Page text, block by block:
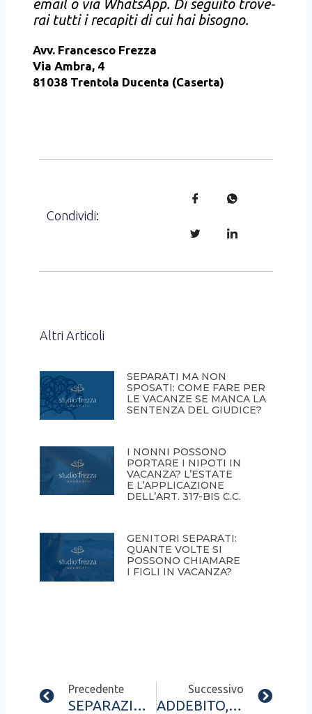
email o via Wha­tsApp. Di segui­to tro­ve­
rai tut­ti i reca­pi­ti di cui hai biso­gno.
Avv. Fran­ce­sco Frez­za
Via Ambra, 4
81038 Tren­to­la Ducen­ta (Caser­ta)
Condividi:
Altri Articoli
SEPARATI MA NON
SPOSATI: COME FARE PER
LE VACANZE SE MANCA LA
SENTENZA DEL GIUDICE?
I NONNI POSSONO
PORTARE I NIPOTI IN
VACANZA? L’ESTATE
E L’APPLICAZIONE
DELL’ART. 317-BIS C.C.
GENITORI SEPARATI:
QUANTE VOLTE SI
POSSONO CHIAMARE
I FIGLI IN VACANZA?
Precedente
SEPARAZIONE CON ADDEBITO E TRADIMENTO
Successivo
ADDEBITO, TRADIMENTO ED INVESTIGATORE PRIVATO